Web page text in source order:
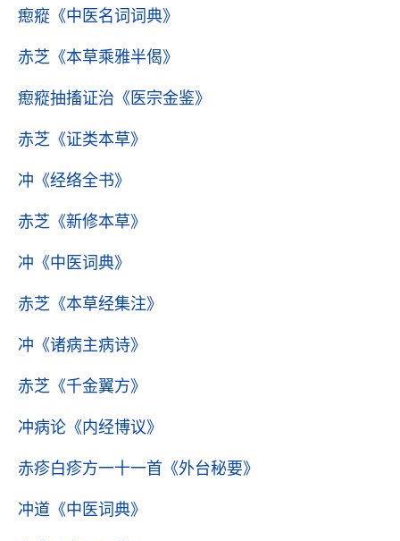
瘛瘲 《中医名词词典》
赤芝 《本草乘雅半偈》
瘛瘲抽搐证治 《医宗金鉴》
赤芝 《证类本草》
冲 《经络全书》
赤芝 《新修本草》
冲 《中医词典》
赤芝 《本草经集注》
冲 《诸病主病诗》
赤芝 《千金翼方》
冲病论 《内经博议》
赤疹白疹方一十一首 《外台秘要》
冲道 《中医词典》